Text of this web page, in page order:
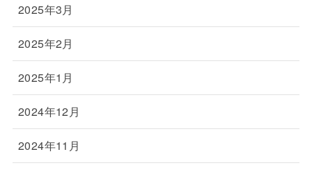
2025年3月
2025年2月
2025年1月
2024年12月
2024年11月